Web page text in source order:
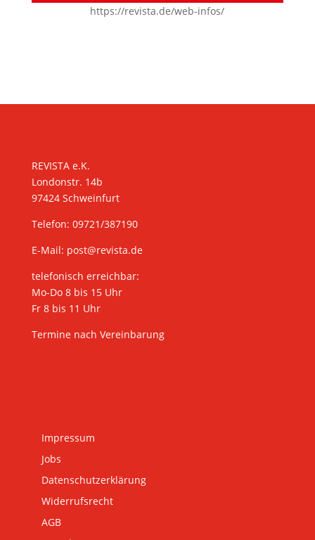
https://revista.de/web-infos/
REVISTA e.K.
Londonstr. 14b
97424 Schweinfurt
Telefon: 09721/387190
E-Mail: post@revista.de
telefonisch erreichbar:
Mo-Do 8 bis 15 Uhr
Fr 8 bis 11 Uhr
Termine nach Vereinbarung
Impressum
Jobs
Datenschutzerklärung
Widerrufsrecht
AGB